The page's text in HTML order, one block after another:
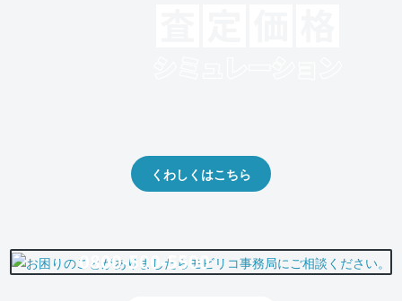
くわしくはこちら
0800-500-5500